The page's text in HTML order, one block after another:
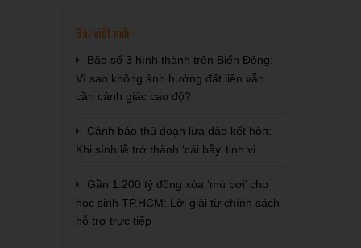
Bài viết mới
Bão số 3 hình thành trên Biển Đông:
Vì sao không ảnh hưởng đất liền vẫn
cần cảnh giác cao độ?
Cảnh báo thủ đoạn lừa đảo kết hôn:
Khi sính lễ trở thành ‘cái bẫy’ tinh vi
Gần 1.200 tỷ đồng xóa ‘mù bơi’ cho
học sinh TP.HCM: Lời giải từ chính sách
hỗ trợ trực tiếp